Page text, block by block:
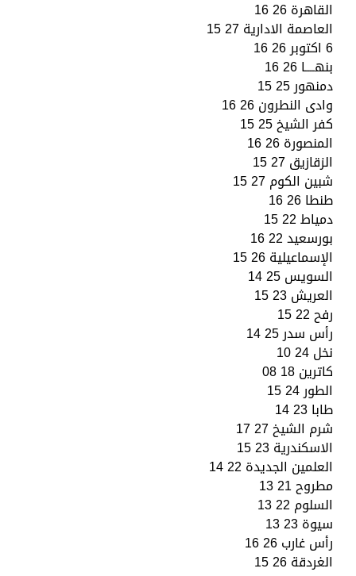
القاهرة 26 16
العاصمة الادارية 27 15
6 اكتوبر 26 16
بنهــــا 26 16
دمنهور 25 15
وادى النطرون 26 16
كفر الشيخ 25 15
المنصورة 26 16
الزقازيق 27 15
شبين الكوم 27 15
طنطا 26 16
دمياط 22 15
بورسعيد 22 16
الإسماعيلية 26 15
السويس 25 14
العريش 23 15
رفح 22 15
رأس سدر 25 14
نخل 24 10
كاترين 18 08
الطور 24 15
طابا 23 14
شرم الشيخ 27 17
الاسكندرية 23 15
العلمين الجديدة 22 14
مطروح 21 13
السلوم 22 13
سيوة 23 13
رأس غارب 26 16
الغردقة 26 15